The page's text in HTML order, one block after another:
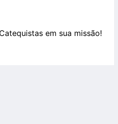
em sua missão!